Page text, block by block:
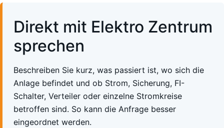
Direkt mit Elektro Zentrum
sprechen
Beschreiben Sie kurz, was passiert ist, wo sich die
Anlage befindet und ob Strom, Sicherung, FI-
Schalter, Verteiler oder einzelne Stromkreise
betroffen sind. So kann die Anfrage besser
eingeordnet werden.